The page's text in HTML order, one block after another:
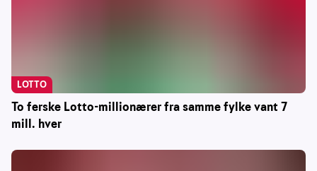
To ferske Lotto-millionærer fra samme fylke vant 7
mill. hver
LOTTO